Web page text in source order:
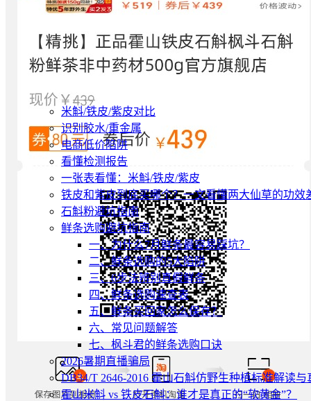
米斛/铁皮/紫皮对比
识别胶水/重金属
电商低价陷阱
看懂检测报告
一张表看懂：米斛/铁皮/紫皮
铁皮和紫皮到底买哪个？一文看懂两大仙草的功效
石斛粉避坑指南
鲜条选购避坑指南
一、为什么7月鲜条最容易踩坑？
二、鲜条选购的5大陷阱
三、6步法辨别真假鲜条
四、鲜条选购速查表
五、鲜条买回家怎么保存？
六、常见问题解答
七、枫斗君的鲜条选购口诀
2026暑期直播骗局
DB34/T 2646-2016 霍山石斛仿野生种植标准解读
霍山米斛 vs 铁皮石斛：谁才是真正的“软黄金”？